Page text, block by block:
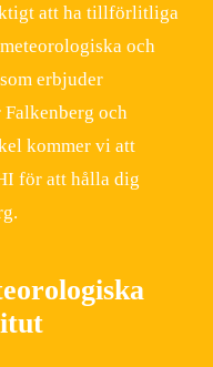
att ha tillförlitliga
och
erbjuder
och
kommer vi att
för att hålla dig